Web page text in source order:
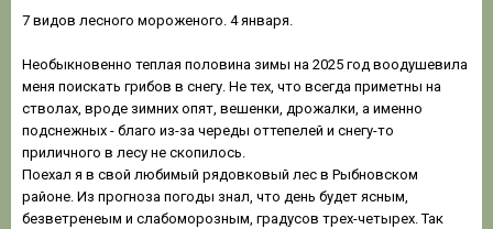
7 видов лесного мороженого. 4 января.
Необыкновенно теплая половина зимы на 2025 год воодушевила
меня поискать грибов в снегу. Не тех, что всегда приметны на
стволах, вроде зимних опят, вешенки, дрожалки, а именно
подснежных - благо из-за череды оттепелей и снегу-то
приличного в лесу не скопилось.
Поехал я в свой любимый рядовковый лес в Рыбновском
районе. Из прогноза погоды знал, что день будет ясным,
безветренеым и слабоморозным, градусов трех-четырех. Так